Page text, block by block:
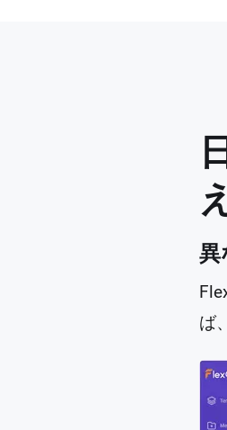
異
ば